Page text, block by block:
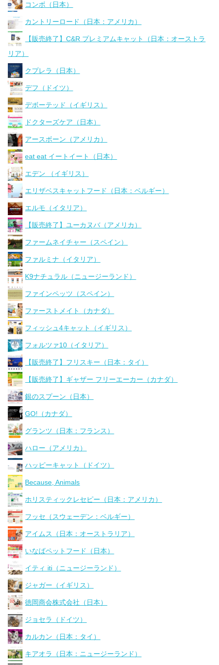
コンボ（日本）
カントリーロード（日本：アメリカ）
【販売終了】C&R プレミアムキャット（日本：オーストラ
リア）
クプレラ（日本）
デフ（ドイツ）
デボーテッド（イギリス）
ドクターズケア（日本）
アースボーン（アメリカ）
eat eat イートイート（日本）
エデン （イギリス）
エリザベスキャットフード（日本：ベルギー）
エルモ（イタリア）
【販売終了】ユーカヌバ（アメリカ）
ファームネイチャー（スペイン）
ファルミナ（イタリア）
K9ナチュラル（ニュージーランド）
ファインペッツ（スペイン）
ファーストメイト（カナダ）
フィッシュ4キャット（イギリス）
フォルツァ10（イタリア）
【販売終了】フリスキー（日本：タイ）
【販売終了】ギャザー フリーエーカー（カナダ）
銀のスプーン（日本）
GO!（カナダ）
グランツ（日本：フランス）
ハロー（アメリカ）
ハッピーキャット（ドイツ）
Because, Animals
ホリスティックレセピー（日本：アメリカ）
フッセ（スウェーデン：ベルギー）
アイムス（日本：オーストラリア）
いなばペットフード（日本）
イティ iti（ニュージーランド）
ジャガー（イギリス）
徳岡商会株式会社（日本）
ジョセラ（ドイツ）
カルカン（日本：タイ）
キアオラ（日本：ニュージーランド）